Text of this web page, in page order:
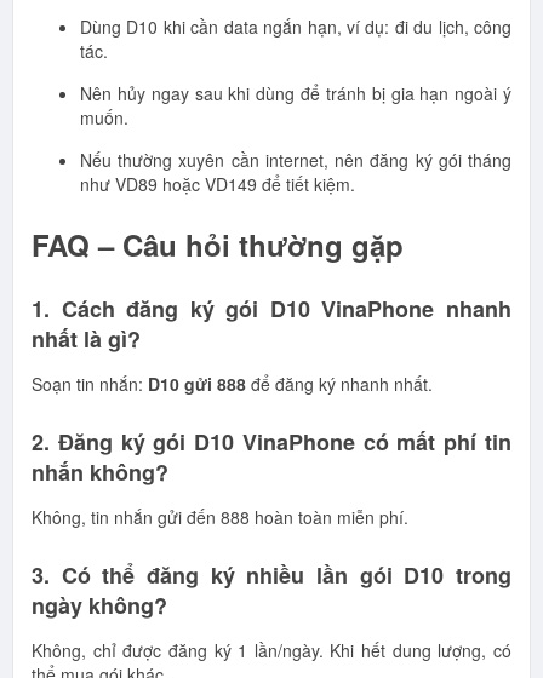
Dùng D10 khi cần data ngắn hạn, ví dụ: đi du lịch, công
tác.
Nên hủy ngay sau khi dùng để tránh bị gia hạn ngoài ý
muốn.
Nếu thường xuyên cần internet, nên đăng ký gói tháng
như VD89 hoặc VD149 để tiết kiệm.
FAQ – Câu hỏi thường gặp
1. Cách đăng ký gói D10 VinaPhone nhanh
nhất là gì?
Soạn tin nhắn: D10 gửi 888 để đăng ký nhanh nhất.
2. Đăng ký gói D10 VinaPhone có mất phí tin
nhắn không?
Không, tin nhắn gửi đến 888 hoàn toàn miễn phí.
3. Có thể đăng ký nhiều lần gói D10 trong
ngày không?
Không, chỉ được đăng ký 1 lần/ngày. Khi hết dung lượng, có